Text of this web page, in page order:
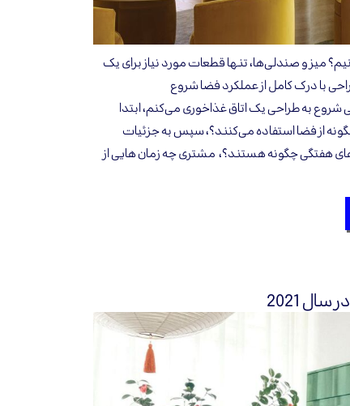
میز و صندلی‌ها، تنها قطعات مورد نیاز برای یک
با درک کامل از عملکرد فضا شروع
شروع به طراحی یک اتاق غذاخوری می‌کنم، ابتدا
از فضا استفاده می‌کنند؟، سپس به جزئیات
هفتگی چگونه هستند؟، مشتری چه زمان هایی از
2021